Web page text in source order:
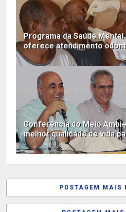
Programa da Saúde Mental
oferece atendimento
Conferência do Meio
melhor qualidade de vida
POSTAGEM MAIS